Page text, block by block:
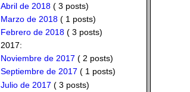
Abril de 2018( 3 posts)
Marzo de 2018( 1 posts)
Febrero de 2018( 3 posts)
2017:
Noviembre de 2017 ( 2 posts)
Septiembre de 2017 ( 1 posts)
Julio de 2017 ( 3 posts)